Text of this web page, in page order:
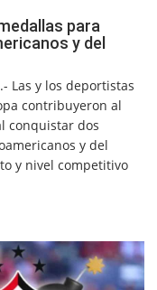
para
y del
Las y los deportistas
contribuyeron al
conquistar dos
y del
y nivel competitivo